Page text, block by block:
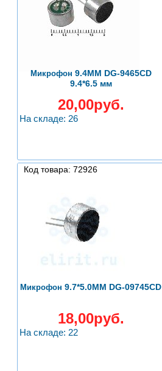
Микрофон 9.4ММ DG-9465CD
9.4*6.5 мм
20,00руб.
На складе: 26
Код товара: 72926
Микрофон 9.7*5.0ММ DG-09745CD
18,00руб.
На складе: 22